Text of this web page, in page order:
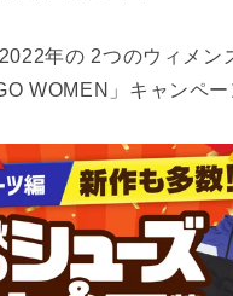
年の 2つのウィメン
WOMEN」キャンペ